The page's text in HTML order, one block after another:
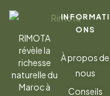
RIMOTA
révèle la
richesse
naturelle du
Maroc à
INFORMATI
ONS
À propos de
nous
Conseils